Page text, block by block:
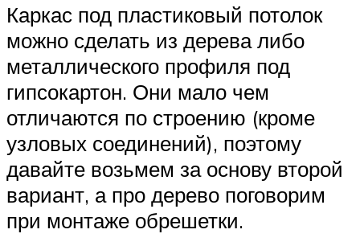
Каркас под пластиковый потолок
можно сделать из дерева либо
металлического профиля под
гипсокартон. Они мало чем
отличаются по строению (кроме
узловых соединений), поэтому
давайте возьмем за основу второй
вариант, а про дерево поговорим
при монтаже обрешетки.